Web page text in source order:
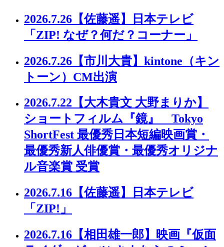
2026.7.26 【佐藤遥】日本テレビ
「ZIP! なぜ？何だ？コーナー」
2026.7.26 【市川大貴】kintone（キン
トーン）CM出演
2026.7.22 【大木貴文 大野まりか】
ショートフィルム『鏡』 Tokyo
ShortFest 最優秀日本短編映画賞・
最優秀新人俳優賞・最優秀オリジナ
ル音楽賞 受賞
2026.7.16 【佐藤遥】日本テレビ
「ZIP!」
2026.7.16 【相田雄一郎】映画『仮面